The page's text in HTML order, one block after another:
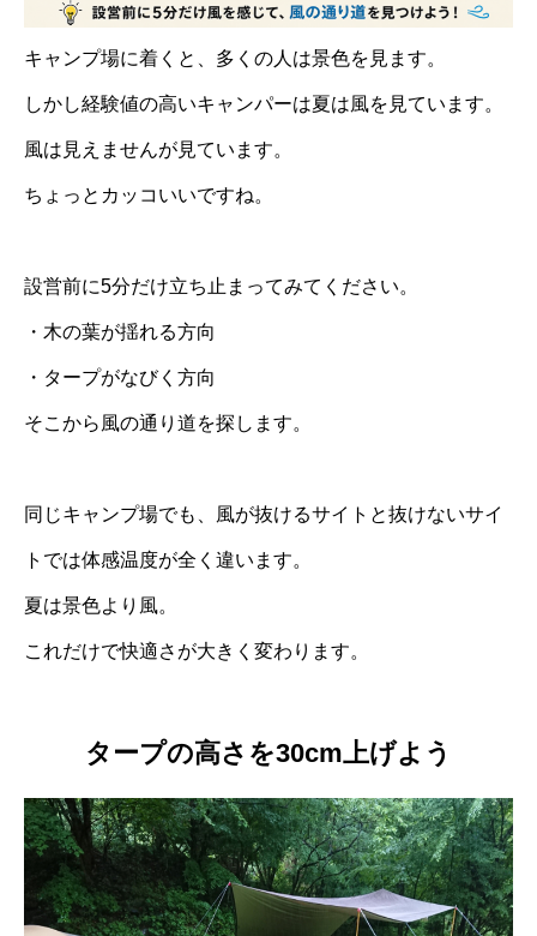
キャンプ場に着くと、多くの人は景色を見ます。
しかし経験値の高いキャンパーは夏は風を見ています。
風は見えませんが見ています。
ちょっとカッコいいですね。
設営前に5分だけ立ち止まってみてください。
・木の葉が揺れる方向
・タープがなびく方向
そこから風の通り道を探します。
同じキャンプ場でも、風が抜けるサイトと抜けないサイ
トでは体感温度が全く違います。
夏は景色より風。
これだけで快適さが大きく変わります。
タープの高さを30cm上げよう